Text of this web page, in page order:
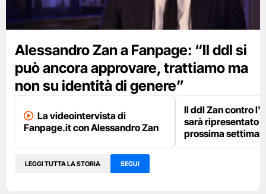
Alessandro Zan a Fanpage: “Il ddl si
può ancora approvare, trattiamo ma
non su identità di genere”
La videointervista di
Fanpage.it con Alessandro Zan
Il ddl Zan contro
sarà ripresentato
prossima
LEGGI TUTTA LA STORIA SEGUI